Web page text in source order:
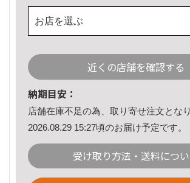
お店を選ぶ
近くの店舗を確認する
納期目安：
店舗在庫不足の為、取り寄せ注文となり
2026.08.29 15:27頃のお届け予定です。
受け取り方法・送料につ